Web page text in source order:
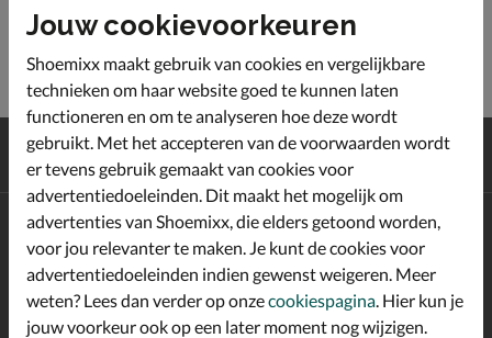
Gratisverzending en retour*
Achterafbetalen
Altijd op de hoogte zijn?
Schrijf je in voor de Shoemixx nieuwsbrief en ontvang €10,-
welkomstkorting!
Jouw cookievoorkeuren
Shoemixx maakt gebruik van cookies en vergelijkbare
technieken om haar website goed te kunnen laten
functioneren en om te analyseren hoe deze wordt
gebruikt. Met het accepteren van de voorwaarden wordt
er tevens gebruik gemaakt van cookies voor
advertentiedoeleinden. Dit maakt het mogelijk om
advertenties van Shoemixx, die elders getoond worden,
voor jou relevanter te maken. Je kunt de cookies voor
advertentiedoeleinden indien gewenst weigeren. Meer
weten? Lees dan verder op onzecookiespagina. Hier kun je
jouw voorkeur ook op een later moment nog wijzigen.